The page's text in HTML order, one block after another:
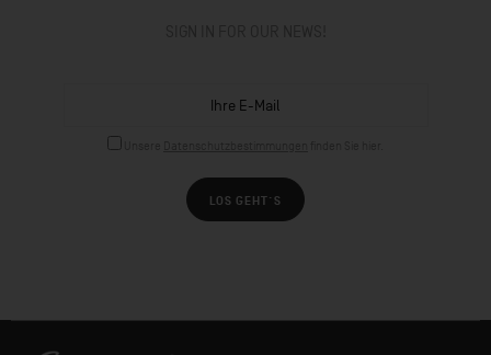
LOS GEHT´S